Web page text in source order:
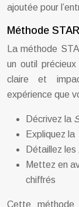
ajoutée pour
Méthode
La méthode
un outil
claire et
expérience que
Décrivez la
Expliquez la
Détaillez les
Mettez en
chiffrés
Cette